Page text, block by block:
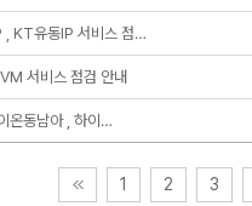
KT유동IP 서비스 점…
서비스 점검 안내
온동남아 , 하이…
1 2 3